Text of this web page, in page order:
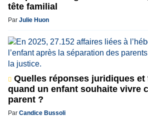
tête familial
Par Julie Huon
Quelles réponses juridiques et
quand un enfant souhaite vivre
parent ?
Par Candice Bussoli